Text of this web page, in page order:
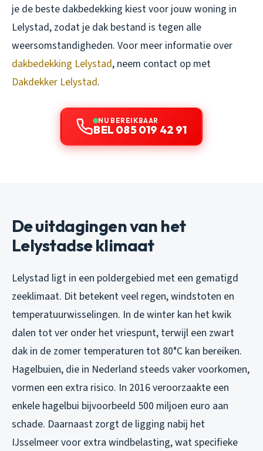
je de beste dakbedekking kiest voor jouw woning in
Lelystad, zodat je dak bestand is tegen alle
weersomstandigheden. Voor meer informatie over
dakbedekking Lelystad, neem contact op met
Dakdekker Lelystad.
NU BEREIKBAAR
BEL 085 019 42 91
De uitdagingen van het
Lelystadse klimaat
Lelystad ligt in een poldergebied met een gematigd
zeeklimaat. Dit betekent veel regen, windstoten en
temperatuurwisselingen. In de winter kan het kwik
dalen tot ver onder het vriespunt, terwijl een zwart
dak in de zomer temperaturen tot 80°C kan bereiken.
Hagelbuien, die in Nederland steeds vaker voorkomen,
vormen een extra risico. In 2016 veroorzaakte een
enkele hagelbui bijvoorbeeld 500 miljoen euro aan
schade. Daarnaast zorgt de ligging nabij het
IJsselmeer voor extra windbelasting, wat specifieke